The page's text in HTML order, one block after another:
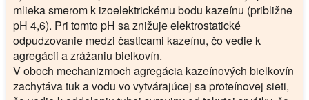
mlieka smerom k izoelektrickému bodu kazeínu (približne
pH 4,6). Pri tomto pH sa znižuje elektrostatické
odpudzovanie medzi časticami kazeínu, čo vedie k
agregácii a zrážaniu bielkovín.
V oboch mechanizmoch agregácia kazeínových bielkovín
zachytáva tuk a vodu vo vytvárajúcej sa proteínovej sieti,